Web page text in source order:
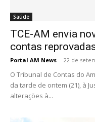
Saúde
TCE-AM envia
contas
Portal AM News - 22 de
O Tribunal de Contas do
da tarde de ontem (21), à
alterações à...